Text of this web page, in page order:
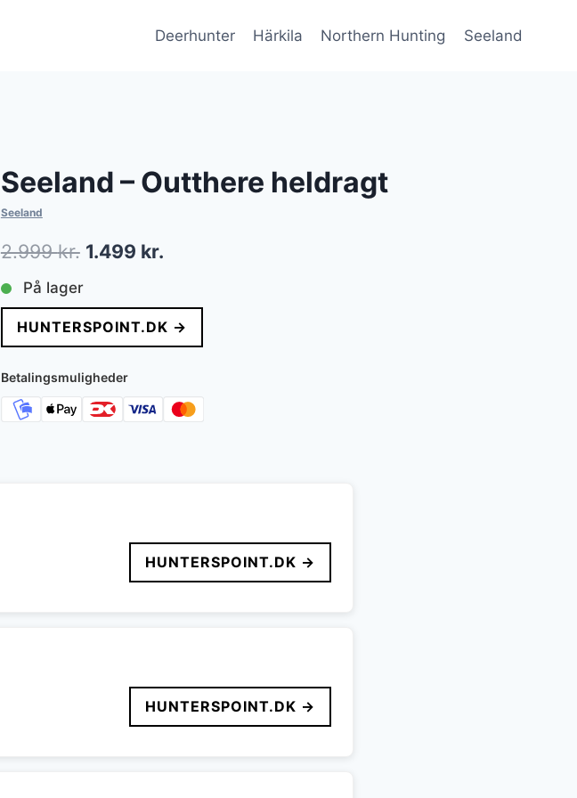
Deerhunter Härkila Northern Hunting Seeland
Seeland – Outthere heldragt
Seeland
2.999kr. Den
pris
var:
2.999 kr..
1.499 kr.Den
pris
er:
På lager
HUNTERSPOINT.DK →
Betalingsmuligheder
HUNTERSPOINT.DK →
HUNTERSPOINT.DK →